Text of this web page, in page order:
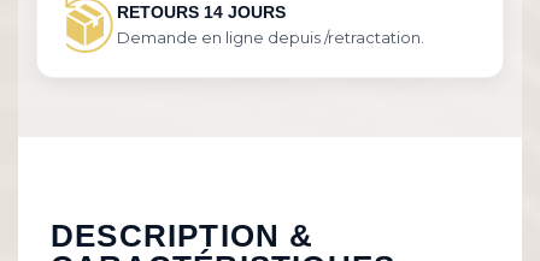
RETOURS 14 JOURS
Demande en ligne depuis /retractation.
DESCRIPTION &